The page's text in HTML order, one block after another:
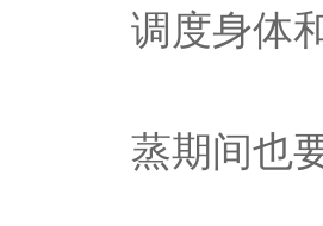
调度身体
蒸期间也